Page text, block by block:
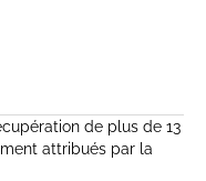
de plus de 13
attribués par la